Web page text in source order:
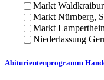
Markt
Markt Nürnberg,
Markt
Niederlassung
Abiturientenprogramm